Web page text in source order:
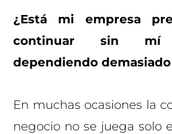
¿Está mi empresa
continuar sin
dependiendo
En muchas ocasiones la
negocio no se juega solo